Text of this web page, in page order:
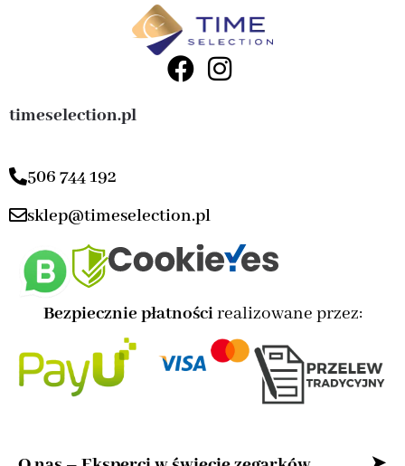
timeselection.pl
506 744 192
sklep@timeselection.pl
Bezpiecznie płatnościrealizowane przez: